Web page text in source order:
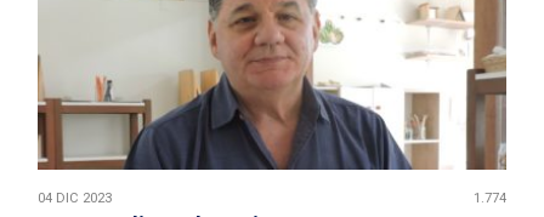
04 DIC 2023 1.774